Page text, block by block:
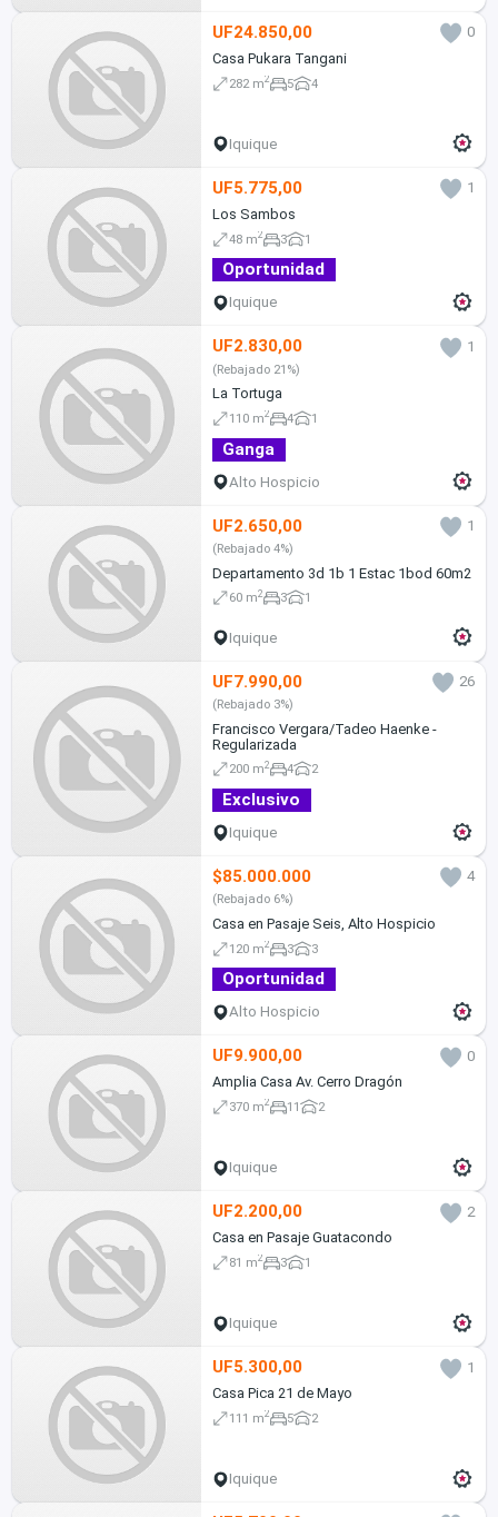
UF24.850,00
0
Casa Pukara Tangani
282 m2 5 4
Iquique
UF5.775,00
1
Los Sambos
48 m2 3 1
Oportunidad
Iquique
UF2.830,00 1
(Rebajado 21%)
La Tortuga
110 m2 4 1
Ganga
Alto Hospicio
UF2.650,00 1
(Rebajado 4%)
Departamento 3d 1b 1 Estac 1bod 60m2
60 m2 3 1
Iquique
UF7.990,00 26
(Rebajado 3%)
Francisco Vergara/Tadeo Haenke -
Regularizada
200 m2 4 2
Exclusivo
Iquique
$85.000.000 4
(Rebajado 6%)
Casa en Pasaje Seis, Alto Hospicio
120 m2 3 3
Oportunidad
Alto Hospicio
UF9.900,00
0
Amplia Casa Av. Cerro Dragón
370 m2 11 2
Iquique
UF2.200,00
2
Casa en Pasaje Guatacondo
81 m2 3 1
Iquique
UF5.300,00
1
Casa Pica 21 de Mayo
111 m2 5 2
Iquique